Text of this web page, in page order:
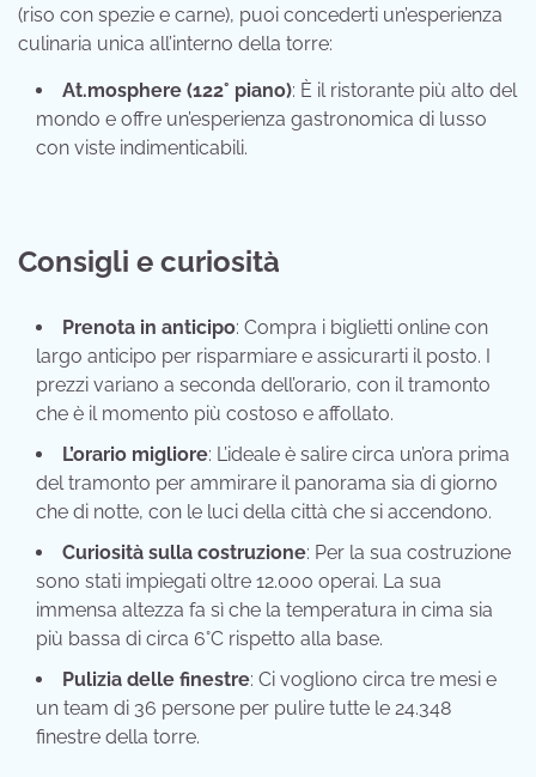
(riso con spezie e carne), puoi concederti un’esperienza
culinaria unica all’interno della torre:
At.mosphere (122° piano): È il ristorante più alto del
mondo e offre un’esperienza gastronomica di lusso
con viste indimenticabili.
Consigli e curiosità
Prenota in anticipo: Compra i biglietti online con
largo anticipo per risparmiare e assicurarti il posto. I
prezzi variano a seconda dell’orario, con il tramonto
che è il momento più costoso e affollato.
L’orario migliore: L’ideale è salire circa un’ora prima
del tramonto per ammirare il panorama sia di giorno
che di notte, con le luci della città che si accendono.
Curiosità sulla costruzione: Per la sua costruzione
sono stati impiegati oltre 12.000 operai. La sua
immensa altezza fa sì che la temperatura in cima sia
più bassa di circa 6°C rispetto alla base.
Pulizia delle finestre: Ci vogliono circa tre mesi e
un team di 36 persone per pulire tutte le 24.348
finestre della torre.